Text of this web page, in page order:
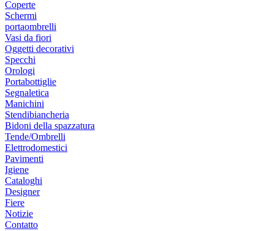
Coperte
Schermi
portaombrelli
Vasi da fiori
Oggetti decorativi
Specchi
Orologi
Portabottiglie
Segnaletica
Manichini
Stendibiancheria
Bidoni della spazzatura
Tende/Ombrelli
Elettrodomestici
Pavimenti
Igiene
Cataloghi
Designer
Fiere
Notizie
Contatto